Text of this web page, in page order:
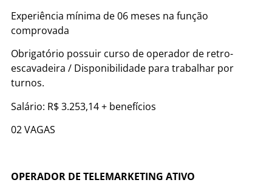
Experiência mínima de 06 meses na função
comprovada
Obrigatório possuir curso de operador de retro-
escavadeira / Disponibilidade para trabalhar por
turnos.
Salário: R$ 3.253,14 + benefícios
02 VAGAS
OPERADOR DE TELEMARKETING ATIVO